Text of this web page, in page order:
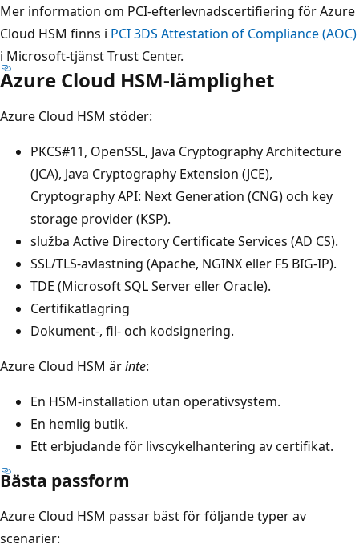
Mer information om PCI-efterlevnadscertifiering för Azure
Cloud HSM finns i PCI 3DS Attestation of Compliance (AOC)
i Microsoft-tjänst Trust Center.
Azure Cloud HSM-lämplighet
Azure Cloud HSM stöder:
PKCS#11, OpenSSL, Java Cryptography Architecture
(JCA), Java Cryptography Extension (JCE),
Cryptography API: Next Generation (CNG) och key
storage provider (KSP).
služba Active Directory Certificate Services (AD CS).
SSL/TLS-avlastning (Apache, NGINX eller F5 BIG-IP).
TDE (Microsoft SQL Server eller Oracle).
Certifikatlagring
Dokument-, fil- och kodsignering.
Azure Cloud HSM ärinte:
En HSM-installation utan operativsystem.
En hemlig butik.
Ett erbjudande för livscykelhantering av certifikat.
Bästa passform
Azure Cloud HSM passar bäst för följande typer av
scenarier: